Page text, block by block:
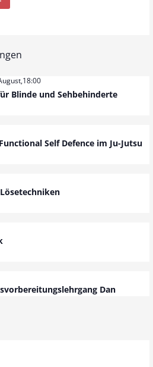
Blinde und Sehbehinderte
Self Defence im Ju-Jutsu
Dan